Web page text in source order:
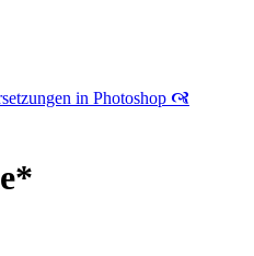
in Photoshop 🙧